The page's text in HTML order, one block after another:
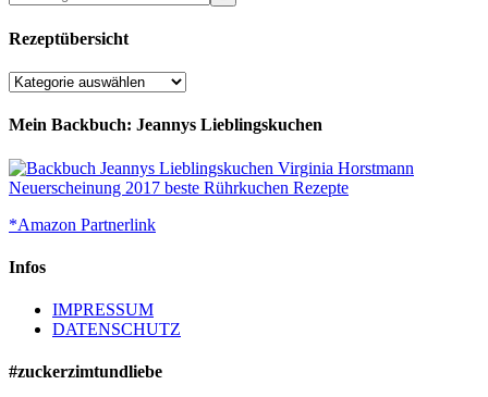
Rezeptübersicht
Rezeptübersicht
Mein Backbuch: Jeannys Lieblingskuchen
*Amazon Partnerlink
Infos
IMPRESSUM
DATENSCHUTZ
#zuckerzimtundliebe